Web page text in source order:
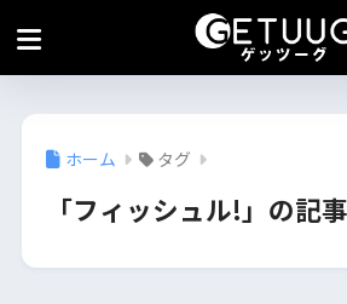
ホーム タグ
「フィッシュル!」の記